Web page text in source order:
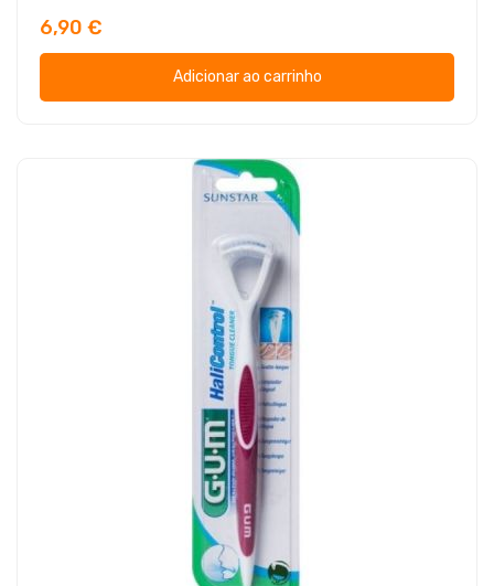
6,90 €
Adicionar ao carrinho